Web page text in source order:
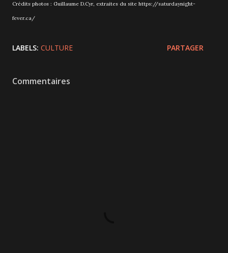
Crédits photos : Guillaume D.Cyr, extraites du site https://saturdaynight-
fever.ca/
LABELS: CULTURE PARTAGER
Commentaires